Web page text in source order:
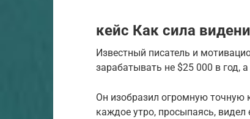
кейс Как сила
Известный писатель и
зарабатывать не $25 000 в год,
Он изобразил огромную точную
каждое утро, просыпаясь, видел